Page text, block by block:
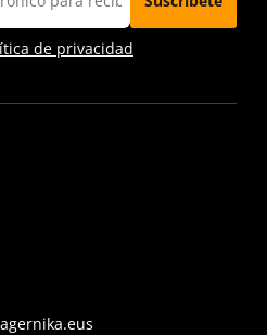
de privacidad